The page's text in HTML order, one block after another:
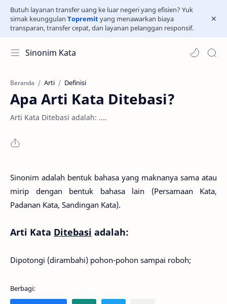
Butuh layanan transfer uang ke luar negeri yang efisien? Yuk
simak keunggulan Topremityang menawarkan biaya
transparan, transfer cepat, dan layanan pelanggan responsif.
Sinonim Kata
Beranda Arti Definisi
Apa Arti Kata Ditebasi?
Arti Kata Ditebasi adalah: ....
Sinonim adalah bentuk bahasa yang maknanya sama atau
mirip dengan bentuk bahasa lain (Persamaan Kata,
Padanan Kata, Sandingan Kata).
Arti Kata Ditebasi adalah:
Dipotongi (dirambahi) pohon-pohon sampai roboh;